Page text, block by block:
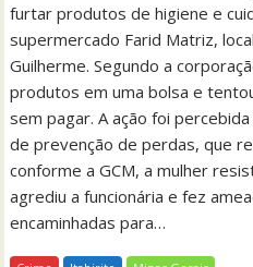
furtar produtos de higiene e
supermercado Farid Matriz,
Guilherme. Segundo a
produtos em uma bolsa e
sem pagar. A ação foi
de prevenção de perdas, que
conforme a GCM, a mulher
agrediu a funcionária e fez
encaminhadas para…